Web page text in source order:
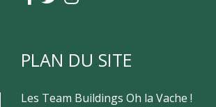
PLAN DU SITE
Les Team Buildings Oh la Vache !